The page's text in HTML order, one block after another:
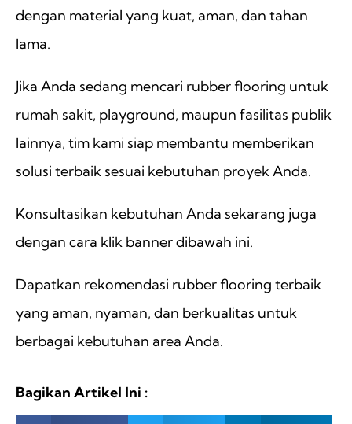
dengan material yang kuat, aman, dan tahan
lama.
Jika Anda sedang mencari rubber flooring untuk
rumah sakit, playground, maupun fasilitas publik
lainnya, tim kami siap membantu memberikan
solusi terbaik sesuai kebutuhan proyek Anda.
Konsultasikan kebutuhan Anda sekarang juga
dengan cara klik banner dibawah ini.
Dapatkan rekomendasi rubber flooring terbaik
yang aman, nyaman, dan berkualitas untuk
berbagai kebutuhan area Anda.
Bagikan Artikel Ini :